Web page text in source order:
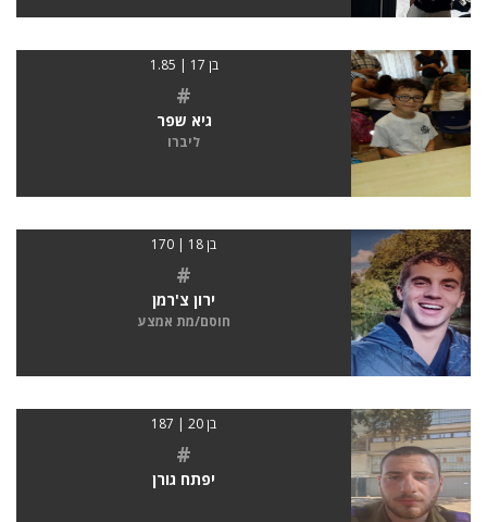
בן 17 | 1.85
#
גיא שפר
ליברו
בן 18 | 170
#
ירון צ'רמן
חוסם/מת אמצע
בן 20 | 187
#
יפתח גורן